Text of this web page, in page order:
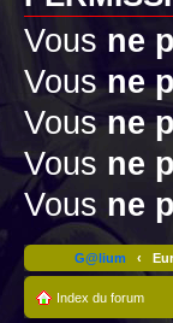
Vous ne
Vousne
Vousne
Vous ne
Vous ne
G@lium ‹
Index du forum